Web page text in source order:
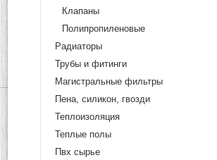
Клапаны
Полипропиленовые
Радиаторы
Трубы и фитинги
Магистральные фильтры
Пена, силикон, гвозди
Теплоизоляция
Теплые полы
Пвх сырье